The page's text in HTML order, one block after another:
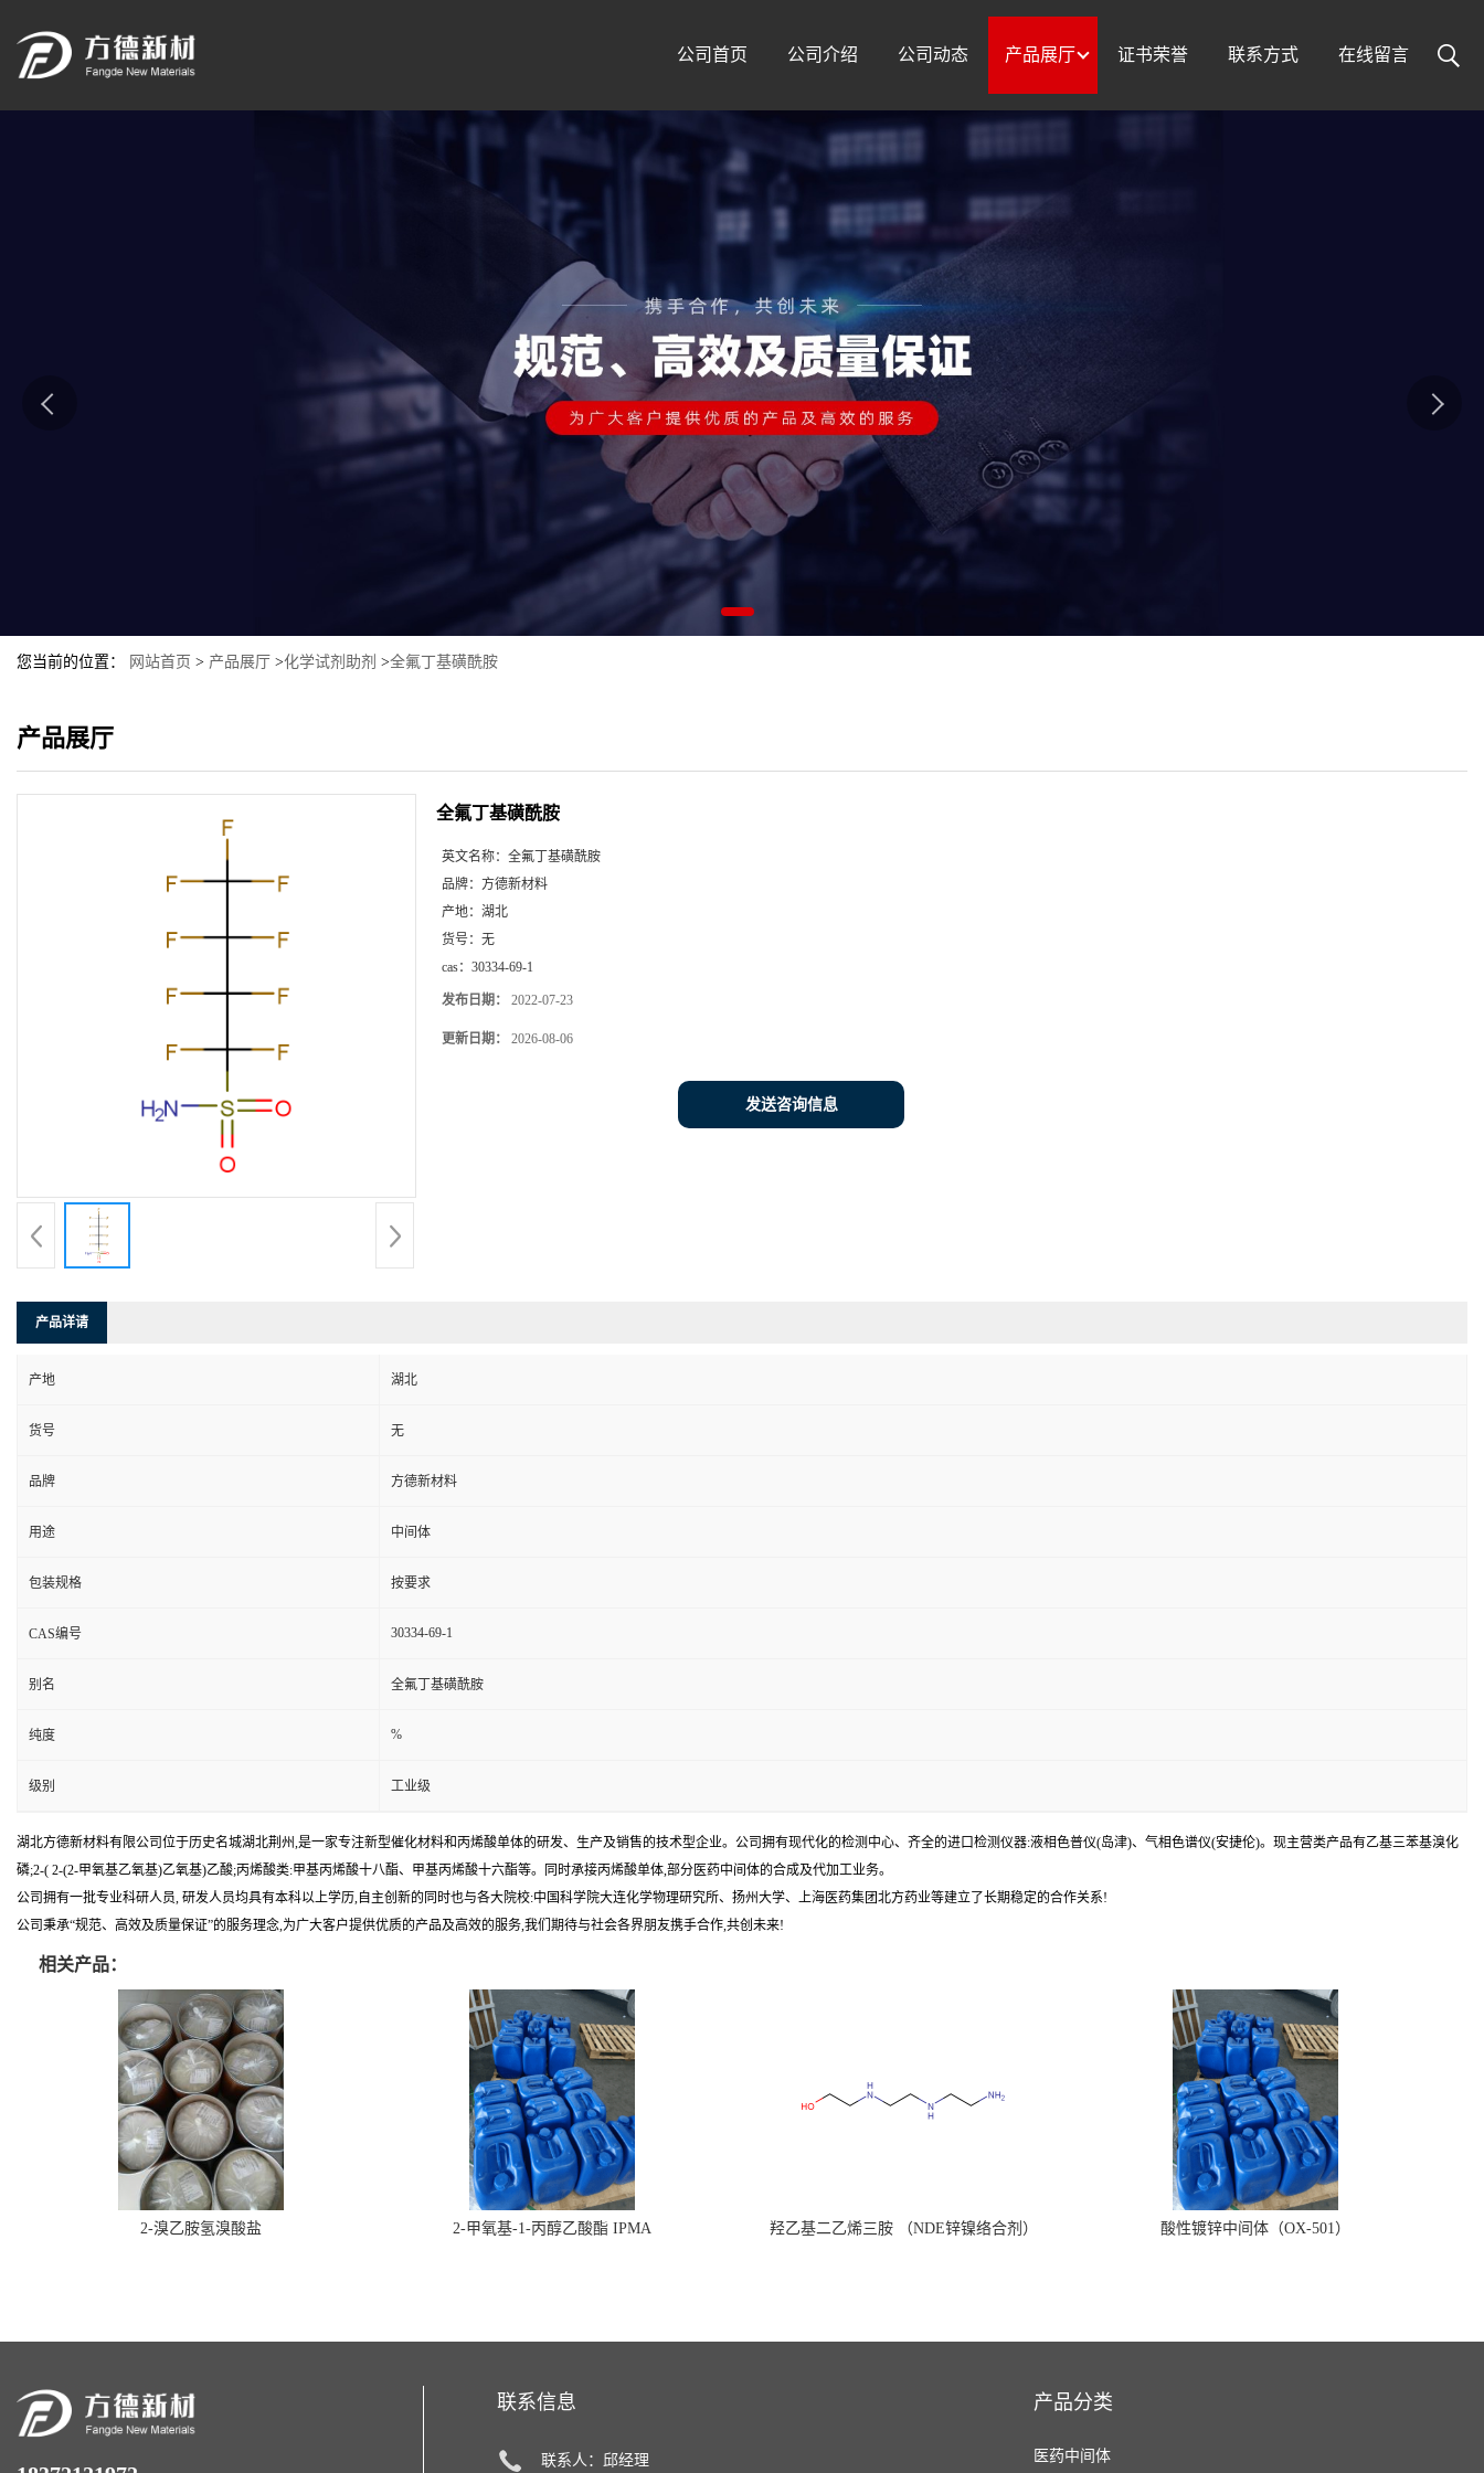
公司首页 公司介绍 公司动态 产品展厅 证书荣誉 联系方式 在线留言
您当前的位置： 网站首页 > 产品展厅 >化学试剂助剂 >全氟丁基磺酰胺
产品展厅
全氟丁基磺酰胺
英文名称： 全氟丁基磺酰胺
品牌： 方德新材料
产地： 湖北
货号： 无
cas： 30334-69-1
发布日期： 2022-07-23
更新日期： 2026-08-06
发送咨询信息
产品详请
产地 湖北
货号 无
品牌 方德新材料
用途 中间体
包装规格 按要求
CAS编号 30334-69-1
别名 全氟丁基磺酰胺
纯度 %
级别 工业级
湖北方德新材料有限公司位于历史名城湖北荆州,是一家专注新型催化材料和丙烯酸单体的研发、生产及销售的技术型企业。公司拥有现代化的检测中心、齐全的进口检测仪器:液相色普仪(岛津)、气相色谱仪(安捷伦)。现主营类产品有乙基三苯基溴化
磷;2-( 2-(2-甲氧基乙氧基)乙氧基)乙酸;丙烯酸类:甲基丙烯酸十八酯、甲基丙烯酸十六酯等。同时承接丙烯酸单体,部分医药中间体的合成及代加工业务。
公司拥有一批专业科研人员, 研发人员均具有本科以上学历,自主创新的同时也与各大院校:中国科学院大连化学物理研究所、扬州大学、上海医药集团北方药业等建立了长期稳定的合作关系!
公司秉承“规范、高效及质量保证”的服务理念,为广大客户提供优质的产品及高效的服务,我们期待与社会各界朋友携手合作,共创未来!
相关产品：
2-溴乙胺氢溴酸盐 2-甲氧基-1-丙醇乙酸酯 IPMA 羟乙基二乙烯三胺 （NDE锌镍络合剂） 酸性镀锌中间体（OX-501）
联系信息
联系人：邱经理
产品分类
医药中间体